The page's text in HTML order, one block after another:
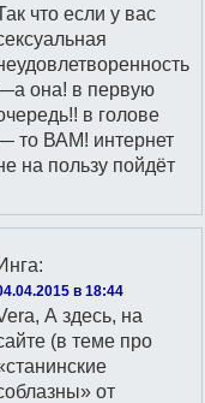
что если у вас
она! в первую
в голове
то ВАМ! интернет
на пользу пойдёт
:
в 18:44
А здесь, на
(в теме про
от